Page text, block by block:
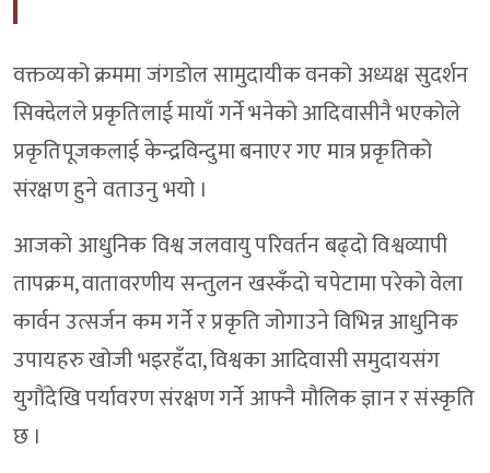
वक्तव्यको क्रममा जंगडोल सामुदायीक वनको अध्यक्ष सुदर्शन
सिक्देलले प्रकृतिलाई मायाँ गर्ने भनेको आदिवासीनै भएकोले
प्रकृतिपूजकलाई केन्द्रविन्दुमा बनाएर गए मात्र प्रकृतिको
संरक्षण हुने वताउनु भयो ।
आजको आधुनिक विश्व जलवायु परिवर्तन बढ्दो विश्वव्यापी
तापक्रम, वातावरणीय सन्तुलन खस्कँदो चपेटामा परेको वेला
कार्वन उत्सर्जन कम गर्ने र प्रकृति जोगाउने विभिन्न आधुनिक
उपायहरु खोजी भइरहँदा, विश्वका आदिवासी समुदायसंग
युगौंदेखि पर्यावरण संरक्षण गर्ने आफ्नै मौलिक ज्ञान र संस्कृति
छ ।